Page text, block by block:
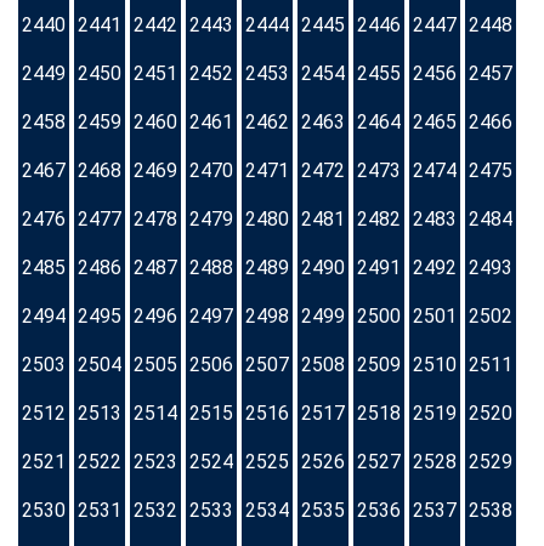
2440 2441 2442 2443 2444 2445 2446 2447 2448
2449 2450 2451 2452 2453 2454 2455 2456 2457
2458 2459 2460 2461 2462 2463 2464 2465 2466
2467 2468 2469 2470 2471 2472 2473 2474 2475
2476 2477 2478 2479 2480 2481 2482 2483 2484
2485 2486 2487 2488 2489 2490 2491 2492 2493
2494 2495 2496 2497 2498 2499 2500 2501 2502
2503 2504 2505 2506 2507 2508 2509 2510 2511
2512 2513 2514 2515 2516 2517 2518 2519 2520
2521 2522 2523 2524 2525 2526 2527 2528 2529
2530 2531 2532 2533 2534 2535 2536 2537 2538